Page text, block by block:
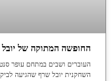
החופשה המתוקה של
העוברים ושבים במתחם עופר
השחקנית יובל שרף שהגיעה